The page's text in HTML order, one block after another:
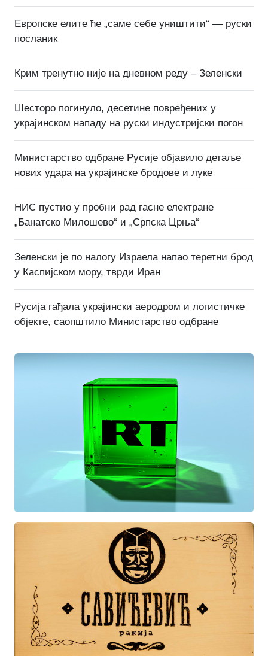
Европске елите ће „саме себе уништити“ — руски
посланик
Крим тренутно није на дневном реду – Зеленски
Шесторо погинуло, десетине повређених у
украјинском нападу на руски индустријски погон
Министарство одбране Русије објавило детаље
нових удара на украјинске бродове и луке
НИС пустио у пробни рад гасне електране
„Банатско Милошево“ и „Српска Црња“
Зеленски је по налогу Израела напао теретни брод
у Каспијском мору, тврди Иран
Русија гађала украјински аеродром и логистичке
објекте, саопштило Министарство одбране